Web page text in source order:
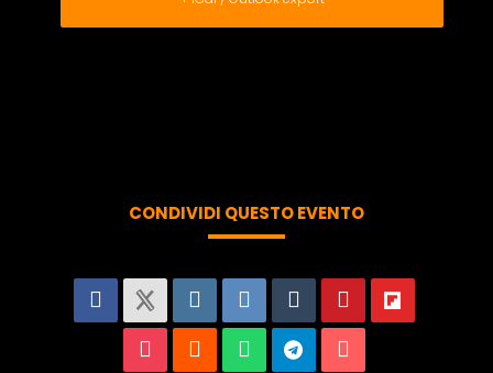
CONDIVIDI QUESTO EVENTO